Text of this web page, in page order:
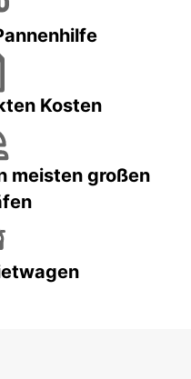
Kosten
meisten großen